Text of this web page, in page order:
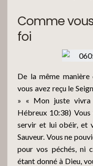
Comme
foi
De la même manière
vous avez reçu le
» « Mon juste
Hébreux 10:38)
servir et lui obéir, et
Sauveur. Vous ne
pour vos péchés, ni
étant donné à Dieu,